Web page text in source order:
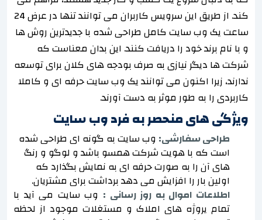
کند. از طریق این سرویس کاربران می توانند تنها در عرض 24
ساعت یک وب سایت کامل طراحی شده با جدیدترین روش ها
و با نام برند خود را دریافت کنند. این بدان معناست که
شرکت ها دیگر نیازی به صرف بودجه های کلان برای توسعه
ندارند، زیرا اکنون می توانند یک وب سایت حرفه ای و کاملا
کاربردی را به طور موثر به دست آورند.
ویژگی های منحصر به فرد وب سایت
طراحی سفارشی: وب سایت به گونه ای طراحی شده
است که با هویت شرکت همسو باشد و لوگو و رنگ
های آن را به صورت حرفه ای به نمایش بگذارد که
اولین بار را افزایش می دهد برداشت برای مشتریان.
اطلاعات اموال به روز رسانی : وب سایت می آید با
تمام پروژه های املاک و مستغلات موجود از لحظه